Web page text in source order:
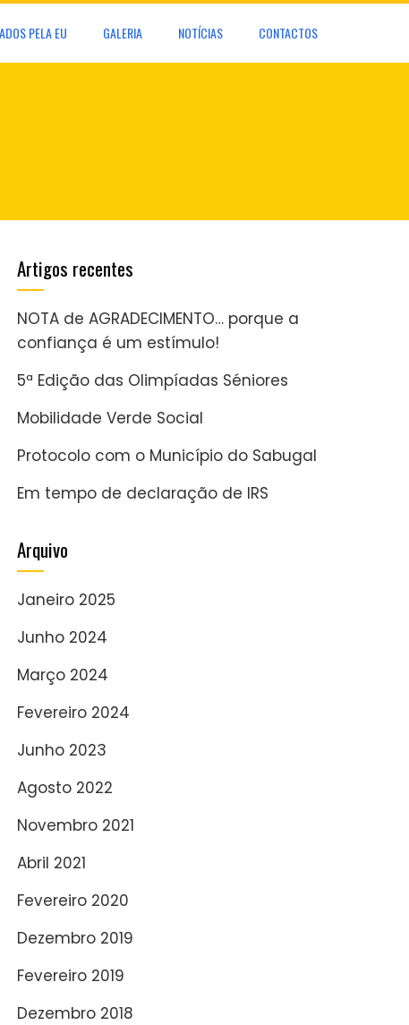
PELA EU GALERIA NOTÍCIAS CONTACTOS
Artigos recentes
NOTA de AGRADECIMENTO… porque a
confiança é um estímulo!
5ª Edição das Olimpíadas Séniores
Mobilidade Verde Social
Protocolo com o Município do Sabugal
Em tempo de declaração de IRS
Arquivo
Janeiro 2025
Junho 2024
Março 2024
Fevereiro 2024
Junho 2023
Agosto 2022
Novembro 2021
Abril 2021
Fevereiro 2020
Dezembro 2019
Fevereiro 2019
Dezembro 2018